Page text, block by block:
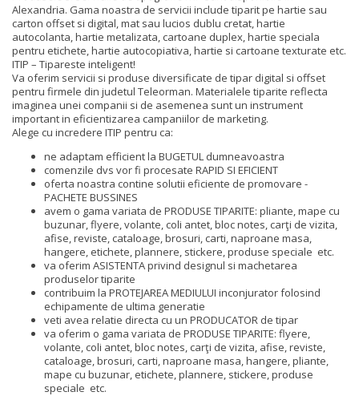
Alexandria. Gama noastra de servicii include tiparit pe hartie sau
carton offset si digital, mat sau lucios dublu cretat, hartie
autocolanta, hartie metalizata, cartoane duplex, hartie speciala
pentru etichete, hartie autocopiativa, hartie si cartoane texturate etc.
ITIP – Tipareste inteligent!
Va oferim servicii si produse diversificate de tipar digital si offset
pentru firmele din judetul Teleorman. Materialele tiparite reflecta
imaginea unei companii si de asemenea sunt un instrument
important in eficientizarea campaniilor de marketing.
Alege cu incredere ITIP pentru ca:
ne adaptam efficient la BUGETUL dumneavoastra
comenzile dvs vor fi procesate RAPID SI EFICIENT
oferta noastra contine solutii eficiente de promovare -
PACHETE BUSSINES
avem o gama variata de PRODUSE TIPARITE: pliante, mape cu
buzunar, flyere, volante, coli antet, bloc notes, carţi de vizita,
afise, reviste, cataloage, brosuri, carti, naproane masa,
hangere, etichete, plannere, stickere, produse speciale etc.
va oferim ASISTENTA privind designul si machetarea
produselor tiparite
contribuim la PROTEJAREA MEDIULUI inconjurator folosind
echipamente de ultima generatie
veti avea relatie directa cu un PRODUCATOR de tipar
va oferim o gama variata de PRODUSE TIPARITE: flyere,
volante, coli antet, bloc notes, carţi de vizita, afise, reviste,
cataloage, brosuri, carti, naproane masa, hangere, pliante,
mape cu buzunar, etichete, plannere, stickere, produse
speciale etc.